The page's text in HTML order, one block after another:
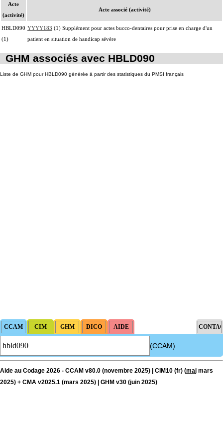
Acte
(activité)
Acte associé (activité)
HBLD090
(1)
YYYY183 (1) Supplément pour actes bucco-dentaires pour prise en charge d'un
patient en situation de handicap sévère
GHM associés avec HBLD090
Liste de GHM pour HBLD090 générée à partir des statistiques du PMSI français
(CCAM)
Aide au Codage 2026 - CCAM v80.0 (novembre 2025) | CIM10 (fr) (maj mars
2025) + CMA v2025.1 (mars 2025) | GHM v30 (juin 2025)